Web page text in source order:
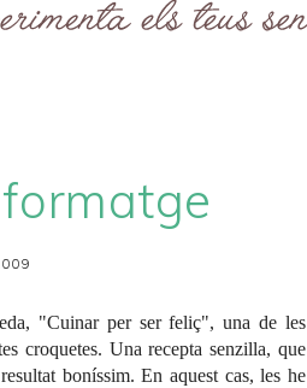
"Cuinar per ser feliç", una de les
croquetes. Una recepta senzilla, que
boníssim. En aquest cas, les he